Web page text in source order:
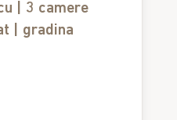
| 3 camere
| gradina